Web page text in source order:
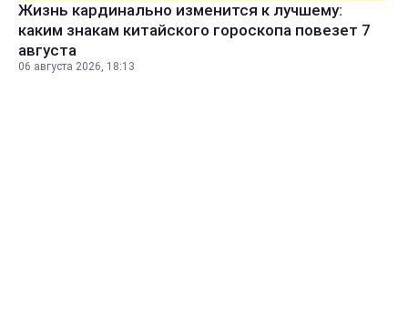
Жизнь кардинально изменится к лучшему:
каким знакам китайского гороскопа повезет 7
августа
06 августа 2026, 18:13